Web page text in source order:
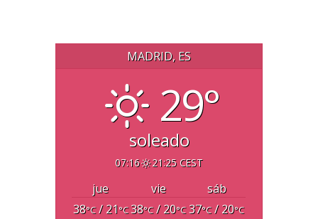
MADRID, ES
29°
soleado
07:16 21:25 CEST
jue vie
sáb
38°C/ 21°C38°C/ 20°C 37°C/ 20°C